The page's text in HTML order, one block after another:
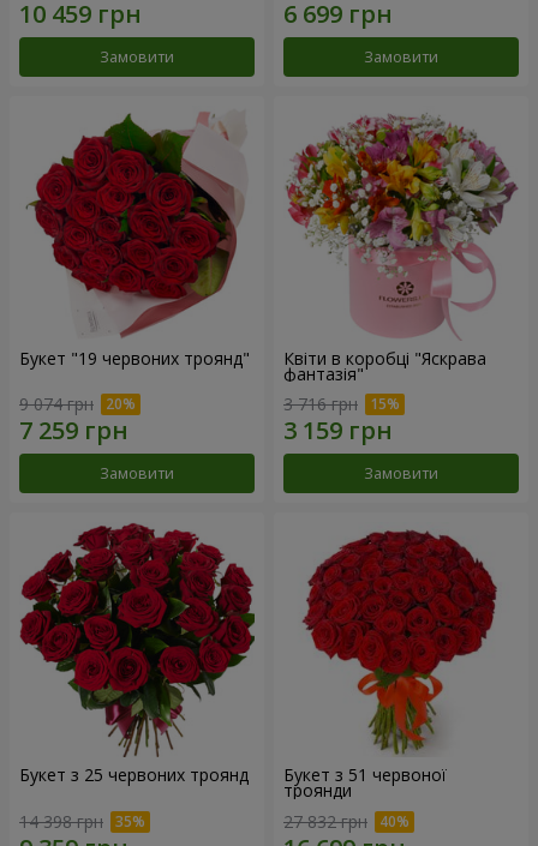
Замовити Замовити
Букет "19 червоних троянд"
9 074 грн
Замовити
Квіти в коробці "Яскрава
фантазія"
3 716 грн
Замовити
Букет з 25 червоних троянд
14 398 грн
Букет з 51 червоної
троянди
27 832 грн